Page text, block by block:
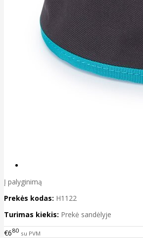
Į palyginimą
Prekės kodas: H1122
Turimas kiekis: Prekė sandėlyje
€680 su PVM